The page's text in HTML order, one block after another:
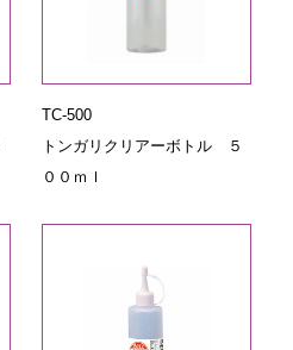
TC-500
トンガリクリアーボトル ５
００ｍｌ